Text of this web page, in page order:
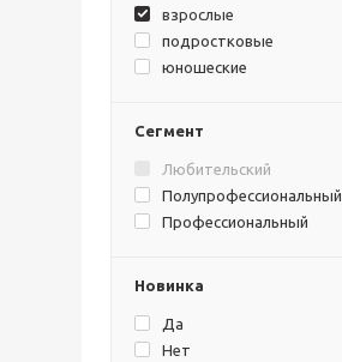
взрослые
подростковые
юношеские
Сегмент
Любительский
Полупрофессиональный
Профессиональный
Новинка
Да
Нет